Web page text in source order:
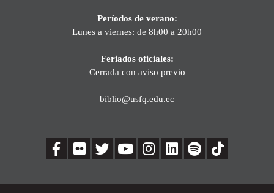
Períodos de verano:
Lunes a viernes: de 8h00 a 20h00
Feriados oficiales:
Cerrada con aviso previo
biblio@usfq.edu.ec